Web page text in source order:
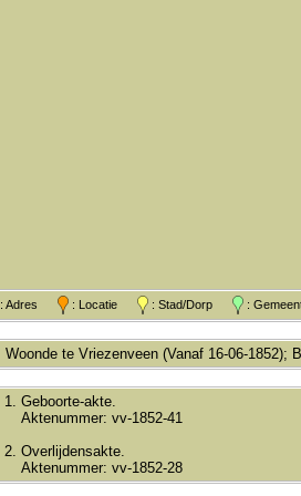
: Adres : Locatie : Stad/Dorp :
Woonde te Vriezenveen (Vanaf 16-06-1852);
Geboorte-akte.
Aktenummer: vv-1852-41
Overlijdensakte.
Aktenummer: vv-1852-28